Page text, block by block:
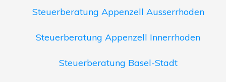
Steuerberatung Appenzell Ausserrhoden
Steuerberatung Appenzell Innerrhoden
Steuerberatung Basel-Stadt